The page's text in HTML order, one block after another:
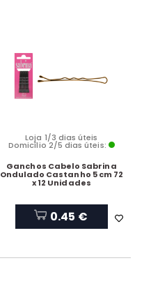
Loja 1/3 dias úteis
Domicílio 2/5 dias úteis:
Ganchos Cabelo Sabrina
Ondulado Castanho 5 cm 72
x 12 Unidades
0.45 €